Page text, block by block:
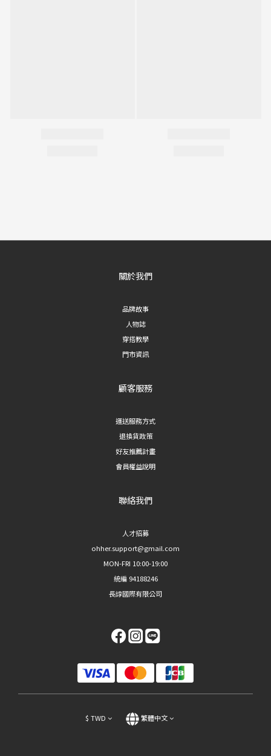
關於我們
品牌故事
人物誌
穿搭教學
門市資訊
顧客服務
運送服務方式
退換貨政策
好友推薦計畫
會員權益說明
聯絡我們
人才招募
ohher.support@gmail.com
MON-FRI 10:00-19:00
統編 94188246
長諄國際有限公司
$ TWD 繁體中文